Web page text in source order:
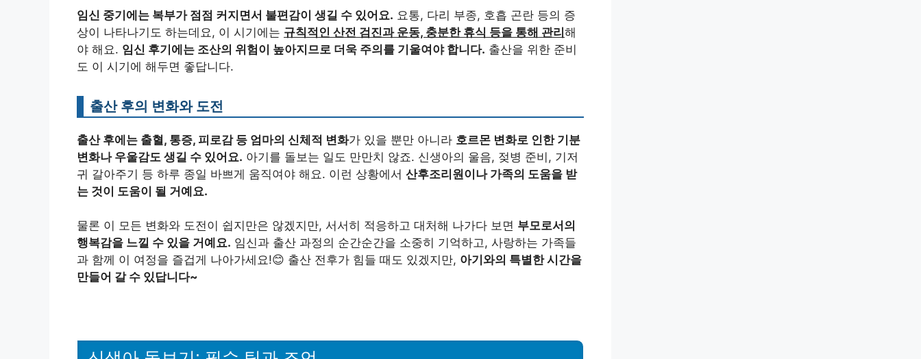
임신 중기에는 복부가 점점 커지면서 불편감이 생길 수 있어요. 요통, 다리 부종, 호흡 곤란 등의 증
상이 나타나기도 하는데요, 이 시기에는 규칙적인 산전 검진과 운동, 충분한 휴식 등을 통해 관리해
야 해요. 임신 후기에는 조산의 위험이 높아지므로 더욱 주의를 기울여야 합니다. 출산을 위한 준비
도 이 시기에 해두면 좋답니다.
출산 후의 변화와 도전
출산 후에는 출혈, 통증, 피로감 등 엄마의 신체적 변화가 있을 뿐만 아니라 호르몬 변화로 인한 기분
변화나 우울감도 생길 수 있어요. 아기를 돌보는 일도 만만치 않죠. 신생아의 울음, 젖병 준비, 기저
귀 갈아주기 등 하루 종일 바쁘게 움직여야 해요. 이런 상황에서 산후조리원이나 가족의 도움을 받
는 것이 도움이 될 거예요.
물론 이 모든 변화와 도전이 쉽지만은 않겠지만, 서서히 적응하고 대처해 나가다 보면 부모로서의
행복감을 느낄 수 있을 거예요. 임신과 출산 과정의 순간순간을 소중히 기억하고, 사랑하는 가족들
과 함께 이 여정을 즐겁게 나아가세요!😊 출산 전후가 힘들 때도 있겠지만, 아기와의 특별한 시간을
만들어 갈 수 있답니다~